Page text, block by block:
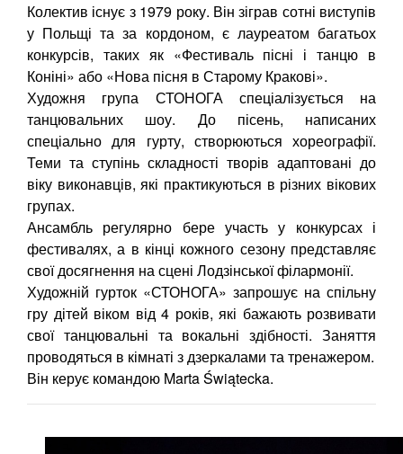
Колектив існує з 1979 року. Він зіграв сотні виступів
у Польщі та за кордоном, є лауреатом багатьох
конкурсів, таких як «Фестиваль пісні і танцю в
Коніні» або «Нова пісня в Старому Кракові».
Художня група СТОНОГА спеціалізується на
танцювальних шоу. До пісень, написаних
спеціально для гурту, створюються хореографії.
Теми та ступінь складності творів адаптовані до
віку виконавців, які практикуються в різних вікових
групах.
Ансамбль регулярно бере участь у конкурсах і
фестивалях, а в кінці кожного сезону представляє
свої досягнення на сцені Лодзінської філармонії.
Художній гурток «СТОНОГА» запрошує на спільну
гру дітей віком від 4 років, які бажають розвивати
свої танцювальні та вокальні здібності. Заняття
проводяться в кімнаті з дзеркалами та тренажером.
Він керує командою Marta Świątecka.